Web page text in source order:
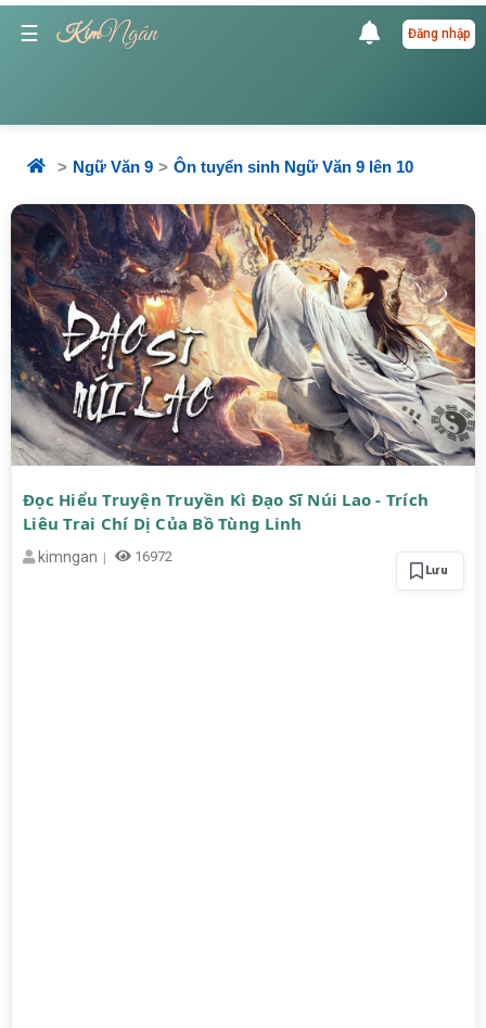
☰ KimNgân Đăng nhập
Ngữ Văn 9 Ôn tuyển sinh Ngữ Văn 9 lên 10
Đọc Hiểu Truyện Truyền Kì Đạo Sĩ Núi Lao - Trích
Liêu Trai Chí Dị Của Bồ Tùng Linh
kimngan 16972
Lưu